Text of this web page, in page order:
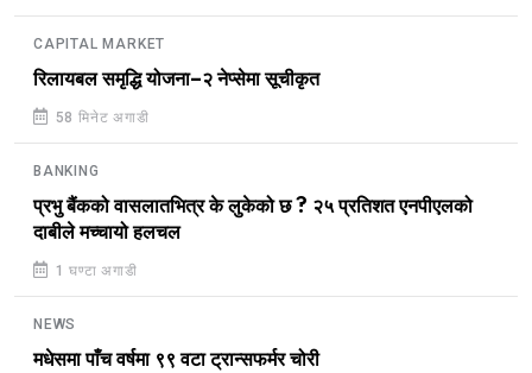
CAPITAL MARKET
रिलायबल समृद्धि योजना–२ नेप्सेमा सूचीकृत
58 मिनेट अगाडी
BANKING
प्रभु बैंकको वासलातभित्र के लुकेको छ ? २५ प्रतिशत एनपीएलको
दाबीले मच्चायो हलचल
1 घण्टा अगाडी
NEWS
मधेसमा पाँच वर्षमा ९९ वटा ट्रान्सफर्मर चोरी